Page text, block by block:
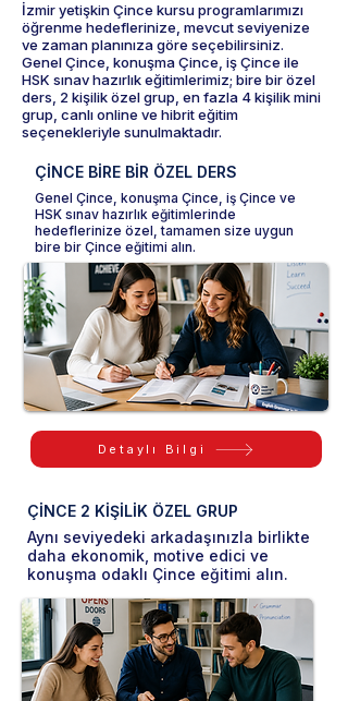
İzmir yetişkin Çince kursu programlarımızı
öğrenme hedeflerinize, mevcut seviyenize
ve zaman planınıza göre seçebilirsiniz.
Genel Çince, konuşma Çince, iş Çince ile
HSK sınav hazırlık eğitimlerimiz; bire bir özel
ders, 2 kişilik özel grup, en fazla 4 kişilik mini
grup, canlı online ve hibrit eğitim
seçenekleriyle sunulmaktadır.
ÇİNCE BİRE BİR ÖZEL DERS
Genel Çince, konuşma Çince, iş Çince ve
HSK sınav hazırlık eğitimlerinde
hedeflerinize özel, tamamen size uygun
bire bir Çince eğitimi alın.
Detaylı Bilgi
ÇİNCE 2 KİŞİLİK ÖZEL GRUP
Aynı seviyedeki arkadaşınızla birlikte
daha ekonomik, motive edici ve
konuşma odaklı Çince eğitimi alın.